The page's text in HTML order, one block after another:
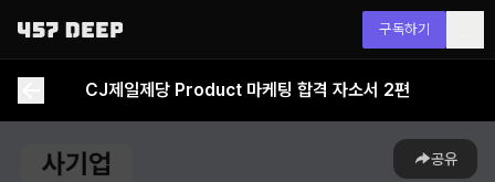
구독하기
CJ제일제당 Product 마케팅 합격 자소서 2편
공유